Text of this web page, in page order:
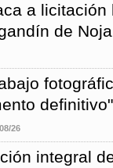
a
de
26
integral